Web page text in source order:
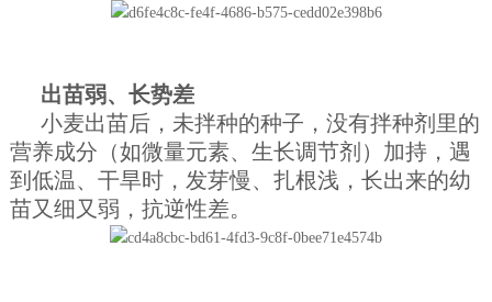
出苗弱、长势差
小麦出苗后，未拌种的种子，没有拌种剂里的
营养成分（如微量元素、生长调节剂）加持，遇
到低温、干旱时，发芽慢、扎根浅，长出来的幼
苗又细又弱，抗逆性差。